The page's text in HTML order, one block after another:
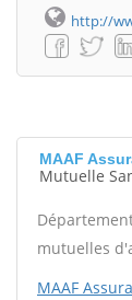
http://
MAAF
Mutuelle
mutuelles
MAAF